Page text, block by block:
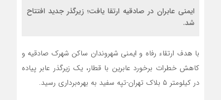
ایمنی عابران در صادقیه ارتقا یافت؛ زیرگذر جدید افتتاح
شد.
با هدف ارتقاء رفاه و ایمنی شهروندان ساکن شهرک صادقیه و
کاهش خطرات برخورد عابرین با قطار، یک زیرگذر عابر پیاده
در کیلومتر ۵ بلاک تهران-تپه سفید به بهره‌برداری رسید.